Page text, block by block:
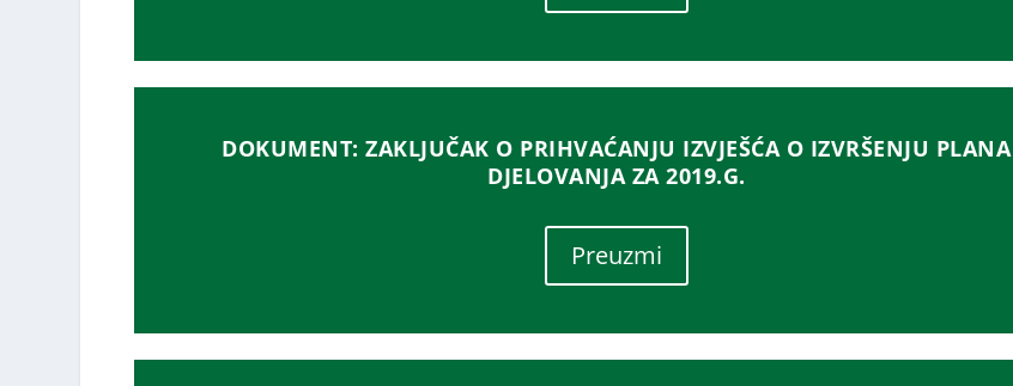
DOKUMENT: ZAKLJUČAK O PRIHVAĆANJU IZVJEŠĆA O IZVRŠENJU PLANA
DJELOVANJA ZA 2019.G.
Preuzmi